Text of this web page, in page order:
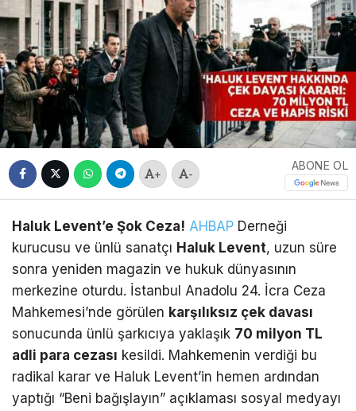
+ -
ABONE OL
Haluk Levent’e Şok Ceza! AHBAP Derneği
kurucusu ve ünlü sanatçı Haluk Levent, uzun süre
sonra yeniden magazin ve hukuk dünyasının
merkezine oturdu. İstanbul Anadolu 24. İcra Ceza
Mahkemesi’nde görülen karşılıksız çek davası
sonucunda ünlü şarkıcıya yaklaşık 70 milyon TL
adli para cezası kesildi. Mahkemenin verdiği bu
radikal karar ve Haluk Levent’in hemen ardından
yaptığı “Beni bağışlayın” açıklaması sosyal medyayı